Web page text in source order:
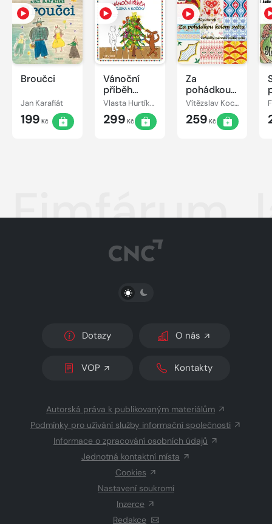
Broučci
Jan Karafiát
199 Kč
Vánoční
příběh
pejska a
kočičky
Vlasta Hurtíková
299 Kč
Za
pohádkou
kolem
světa
Vítězslav Kocourek
259 Kč
Fimfárum
PŘEPNOUT SVĚTLÝ/TMAVÝ REŽIM
Dotazy O nás
VOP Kontakty
Autorská práva k publikovaným materiálům
Podmínky pro užívání služby informační společnosti
Informace o zpracování osobních údajů
Jednotná kontaktní místa
Cookies
Nastavení soukromí
Inzerce
Redakce